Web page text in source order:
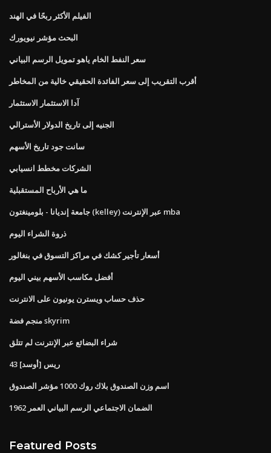
الفيلم الأكثر ربحًا في الهند
البحث مؤشر نيويورك
سعر النفط الخام ياهو تمويل الرسم البياني
أقرب التقريب إلى سعر الفائدة الحقيقي خالية من المخاطر
آدا الاستثمار الاستثمار
الجنيه إلى تاريخ الدولار الأسترالي
سانت جود تاريخ الأسهم
الشركات مخطط انسيابي
ما هي الأرباح المستقبلية
جامعة إنديانا - بلومينغتون (kelley) عبر الإنترنت mba
ذروة الشراء اليوم
أسعار تأجير كشك في مراكز التسوق في بنغالور
أفضل مكاسب الأسهم بيني اليوم
حذف حساب ويسترن يونيون على الانترنت
منجم فضة skyrim
شراء البضائع عبر الإنترنت لم تتلق
43 ريس [أوسد]
اسم وزن الصندوق بلاك روك 1000 مؤشر الصندوق
الضمان الاجتماعي الرسم البياني العمر 1962
Featured Posts